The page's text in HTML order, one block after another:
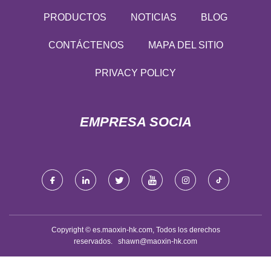
PRODUCTOS NOTICIAS BLOG
CONTÁCTENOS MAPA DEL SITIO
PRIVACY POLICY
EMPRESA SOCIA
Copyright © es.maoxin-hk.com, Todos los derechos
reservados. shawn@maoxin-hk.com